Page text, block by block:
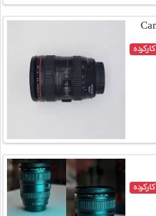
کارکرده
کارکرده